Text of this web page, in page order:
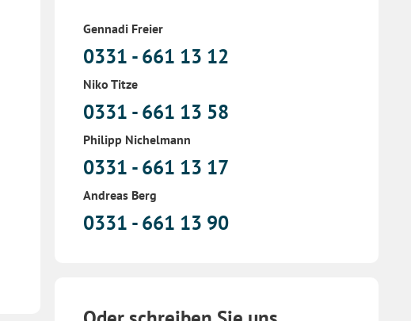
Gennadi Freier
0331 - 661 13 12
Niko Titze
0331 - 661 13 58
Philipp Nichelmann
0331 - 661 13 17
Andreas Berg
0331 - 661 13 90